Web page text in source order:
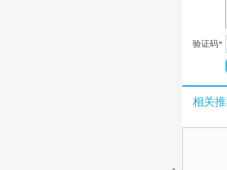
验证码*
相关